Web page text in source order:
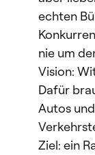
echten
nie um
Vision:
Dafür
Autos
Ziel: ein